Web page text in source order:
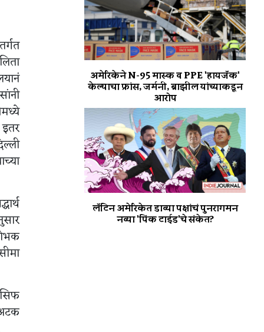
अमेरिकेने N-95 मास्क व PPE 'हायजॅक'
केल्याचा फ्रांस, जर्मनी, ब्राझील यांच्याकडून
आरोप
लॅटिन अमेरिकेत डाव्या पक्षांचं पुनरागमन
नव्या 'पिंक टाईड'चे संकेत?